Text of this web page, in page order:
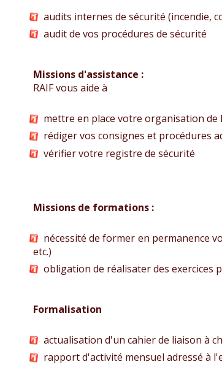
audits internes de sécurité (incendie,
audit de vos procédures de sécurité
Missions d'assistance :
RAIF vous aide à
mettre en place votre organisation de
rédiger vos consignes et procédures
vérifier votre registre de sécurité
Missions de formations :
nécessité de former en permanence
etc.)
obligation de réalisater des exercices
Formalisation
actualisation d'un cahier de liaison à
rapport d'activité mensuel adressé à